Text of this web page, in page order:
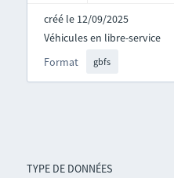
TYPE DE DONNÉES
créé le 12/09/2025
Format gbfs
Véhicules en libre-service